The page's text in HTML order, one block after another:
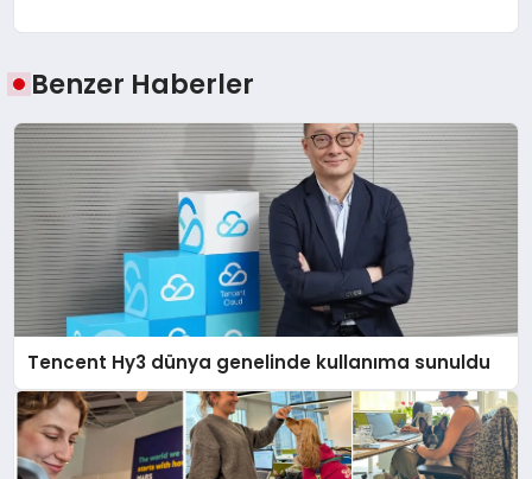
Benzer Haberler
Tencent Hy3 dünya genelinde kullanıma sunuldu